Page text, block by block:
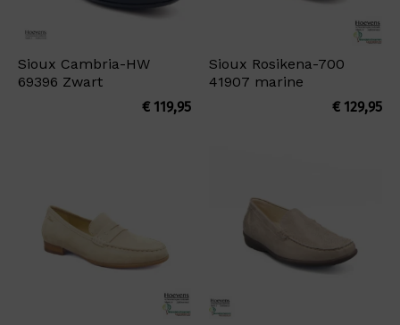
Sioux Cambria-HW
69396 Zwart
€119,95
Sioux Rosikena-700
41907 marine
€129,95